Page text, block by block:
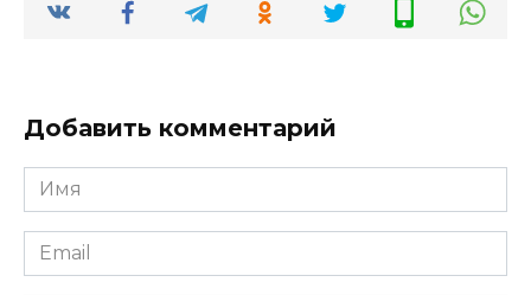
Добавить комментарий
Имя
*
Email
*